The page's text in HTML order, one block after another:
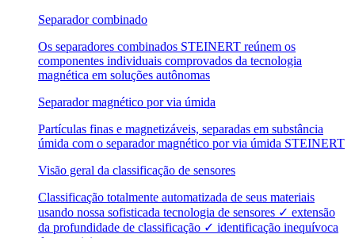
Separador combinado
Os separadores combinados STEINERT reúnem os
componentes individuais comprovados da tecnologia
magnética em soluções autônomas
Separador magnético por via úmida
Partículas finas e magnetizáveis, separadas em substância
úmida com o separador magnético por via úmida STEINERT
Visão geral da classificação de sensores
Classificação totalmente automatizada de seus materiais
usando nossa sofisticada tecnologia de sensores ✓ extensão
da profundidade de classificação ✓ identificação inequívoca